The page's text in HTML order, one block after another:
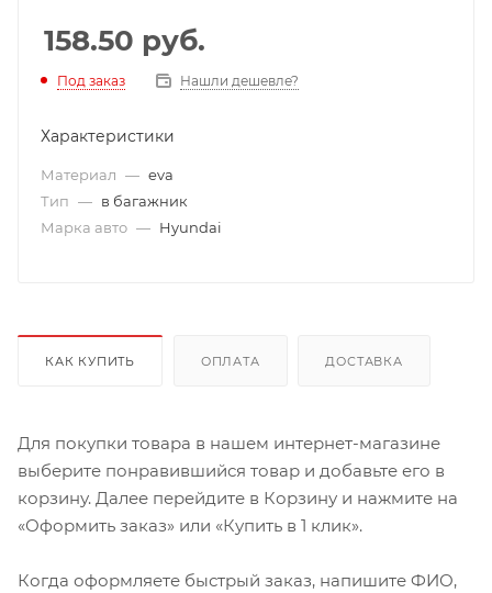
158.50 руб.
Под заказ Нашли дешевле?
Характеристики
Материал — eva
Тип — в багажник
Марка авто — Hyundai
КАК КУПИТЬ ОПЛАТА ДОСТАВКА
Для покупки товара в нашем интернет-магазине
выберите понравившийся товар и добавьте его в
корзину. Далее перейдите в Корзину и нажмите на
«Оформить заказ» или «Купить в 1 клик».
Когда оформляете быстрый заказ, напишите ФИО,